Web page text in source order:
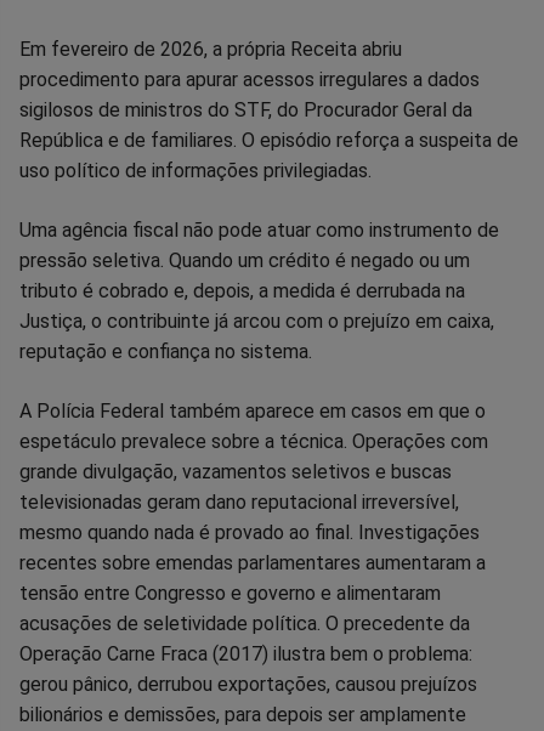
Em fevereiro de 2026, a própria Receita abriu
procedimento para apurar acessos irregulares a dados
sigilosos de ministros do STF, do Procurador Geral da
República e de familiares. O episódio reforça a suspeita de
uso político de informações privilegiadas.
Uma agência fiscal não pode atuar como instrumento de
pressão seletiva. Quando um crédito é negado ou um
tributo é cobrado e, depois, a medida é derrubada na
Justiça, o contribuinte já arcou com o prejuízo em caixa,
reputação e confiança no sistema.
A Polícia Federal também aparece em casos em que o
espetáculo prevalece sobre a técnica. Operações com
grande divulgação, vazamentos seletivos e buscas
televisionadas geram dano reputacional irreversível,
mesmo quando nada é provado ao final. Investigações
recentes sobre emendas parlamentares aumentaram a
tensão entre Congresso e governo e alimentaram
acusações de seletividade política. O precedente da
Operação Carne Fraca (2017) ilustra bem o problema:
gerou pânico, derrubou exportações, causou prejuízos
bilionários e demissões, para depois ser amplamente